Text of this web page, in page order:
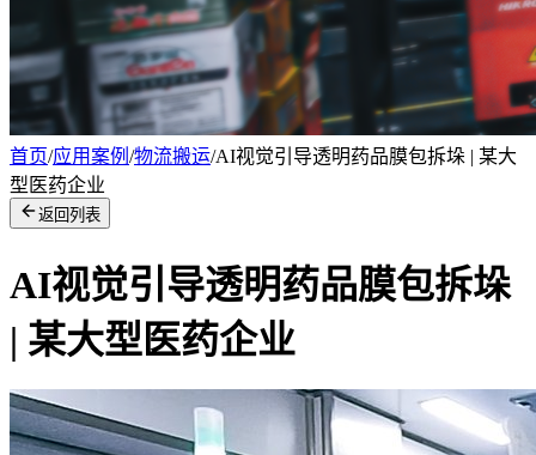
首页/应用案例 /物流搬运/AI视觉引导透明药品膜包拆垛 | 某大
型医药企业
返回列表
AI视觉引导透明药品膜包拆垛
| 某大型医药企业